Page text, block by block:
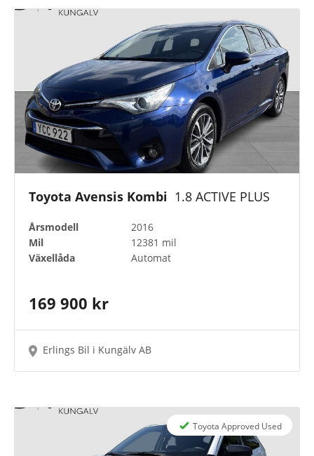
Toyota Avensis Kombi 1.8 ACTIVE PLUS
Årsmodell
2016
Mil
12381 mil
Växellåda
Automat
169 900 kr
Erlings Bil i Kungälv AB
Toyota Approved Used